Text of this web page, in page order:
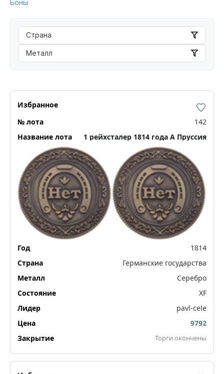
Боны
Страна
Металл
142
1 рейхсталер 1814 года А Пруссия
1814
Германские государства
Серебро
XF
pavl-cele
9792
Торги окончены